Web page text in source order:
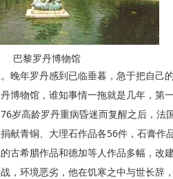
丹博物馆
晚年罗丹感到已临垂暮，急于把自己
博物馆，谁知事情一拖就是几年，第
岁高龄罗丹重病昏迷而复醒之后，
献青铜、大理石作品各56件，石膏
古希腊作品和德加等人作品多幅，改
，环境恶劣，他在饥寒之中与世长辞